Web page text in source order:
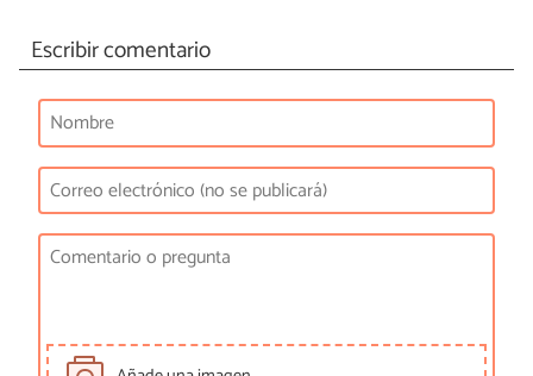
Escribir comentario